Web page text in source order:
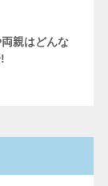
親はどんな